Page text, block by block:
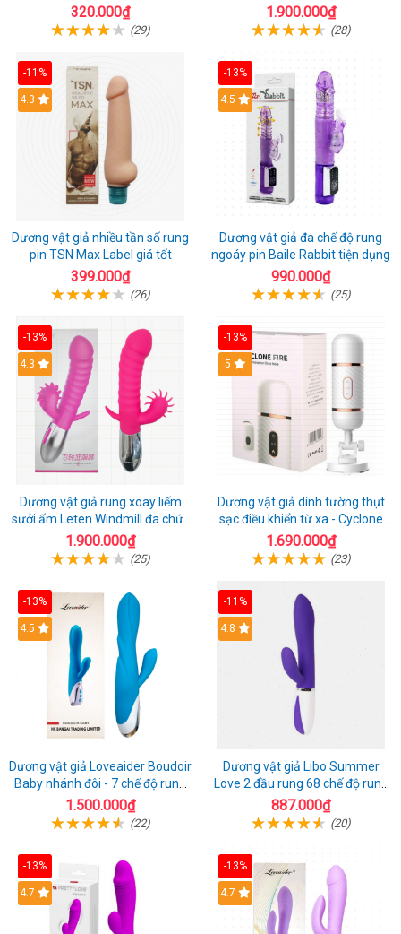
cặp đôi
320.000₫
(29)
cấp
1.900.000₫
(28)
-11%
4.3
Dương vật giả nhiều tần số rung
pin TSN Max Label giá tốt
399.000₫
(26)
-13%
4.5
Dương vật giả đa chế độ rung
ngoáy pin Baile Rabbit tiện dụng
990.000₫
(25)
-13%
4.3
Dương vật giả rung xoay liếm
sưởi ấm Leten Windmill đa chức
năng
1.900.000₫
(25)
-13%
5
Dương vật giả dính tường thụt
sạc điều khiển từ xa - Cyclone
Fire
1.690.000₫
(23)
-13%
4.5
Dương vật giả Loveaider Boudoir
Baby nhánh đôi - 7 chế độ rung
sạc điện
1.500.000₫
(22)
-11%
4.8
Dương vật giả Libo Summer
Love 2 đầu rung 68 chế độ rung
sạc pin thỏa mãn
887.000₫
(20)
-13%
4.7
-13%
4.7